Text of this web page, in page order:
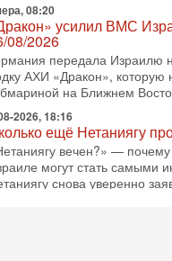
08:20
усилил ВМС
08/2026
передала Израилю
АХИ «Дракон»,
на Ближнем
2026, 18:16
ещё Нетаниягу
вечен?» —
могут стать самыми
снова уверенно